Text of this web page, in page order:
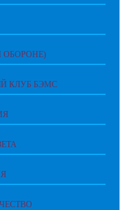
ОБОРОНЕ)
КЛУБ БЭМС